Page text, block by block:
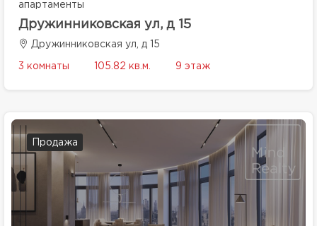
апартаменты
Дружинниковская ул, д 15
Дружинниковская ул, д 15
3 комнаты 105.82 кв.м. 9 этаж
Продажа